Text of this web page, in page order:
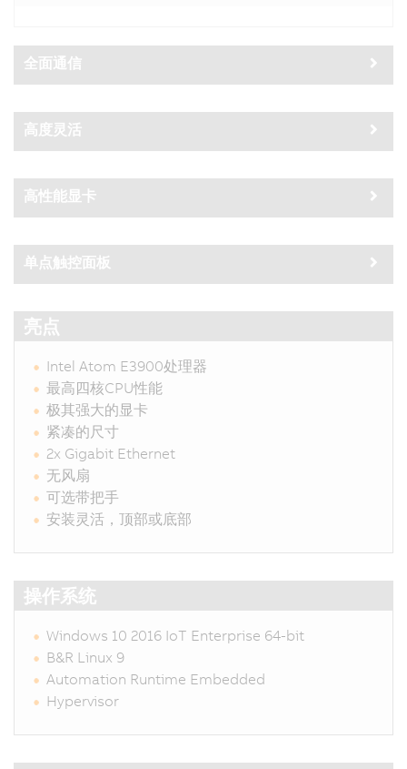
全面通信
高度灵活
高性能显卡
单点触控面板
亮点
Intel Atom E3900处理器
最高四核CPU性能
极其强大的显卡
紧凑的尺寸
2x Gigabit Ethernet
无风扇
可选带把手
安装灵活，顶部或底部
操作系统
Windows 10 2016 IoT Enterprise 64-bit
B&R Linux 9
Automation Runtime Embedded
Hypervisor